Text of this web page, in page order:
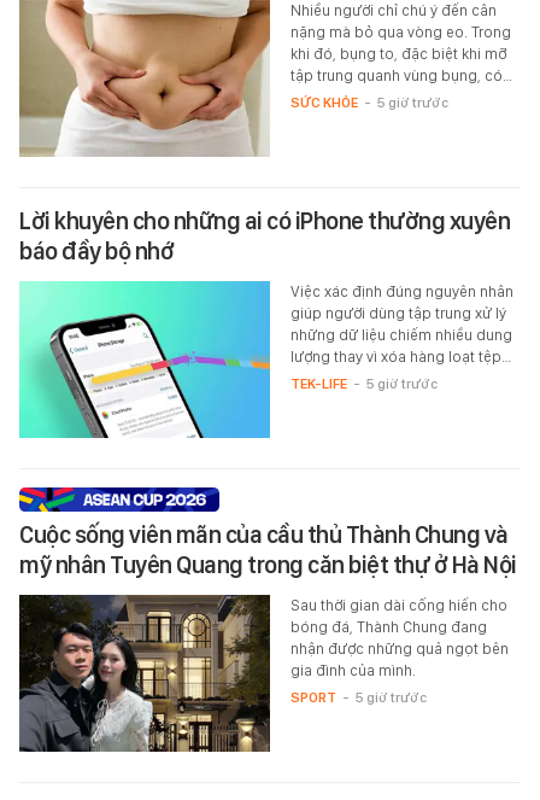
Nhiều người chỉ chú ý đến cân
nặng mà bỏ qua vòng eo. Trong
khi đó, bụng to, đặc biệt khi mỡ
tập trung quanh vùng bụng, có…
SỨC KHỎE - 5 giờ trước
Lời khuyên cho những ai có iPhone thường xuyên
báo đầy bộ nhớ
Việc xác định đúng nguyên nhân
giúp người dùng tập trung xử lý
những dữ liệu chiếm nhiều dung
lượng thay vì xóa hàng loạt tệp…
TEK-LIFE - 5 giờ trước
Cuộc sống viên mãn của cầu thủ Thành Chung và
mỹ nhân Tuyên Quang trong căn biệt thự ở Hà Nội
Sau thời gian dài cống hiến cho
bóng đá, Thành Chung đang
nhận được những quả ngọt bên
gia đình của mình.
SPORT - 5 giờ trước